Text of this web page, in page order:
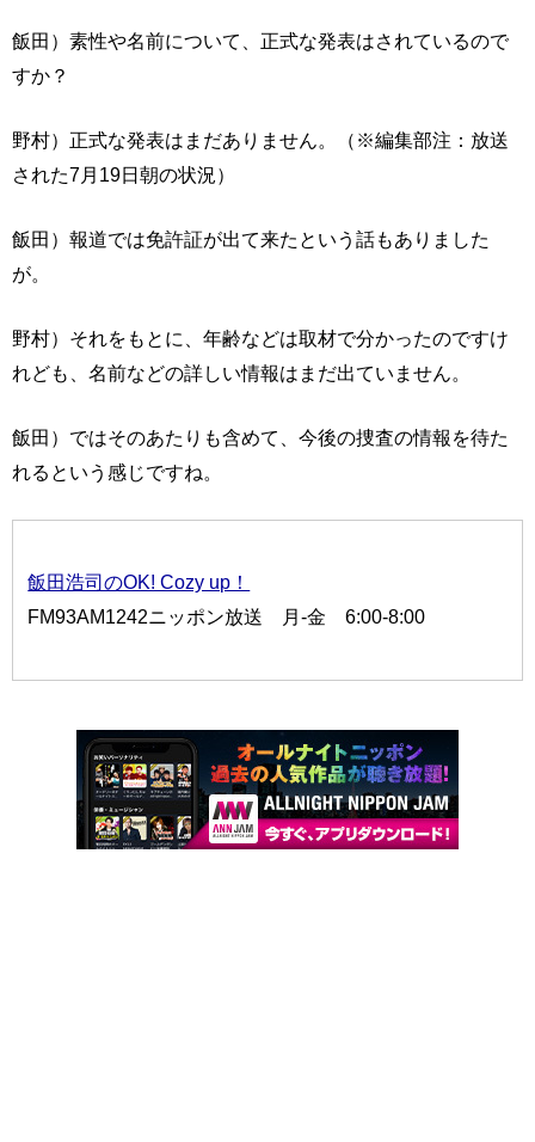
飯田）素性や名前について、正式な発表はされているので
すか？
野村）正式な発表はまだありません。（※編集部注：放送
された7月19日朝の状況）
飯田）報道では免許証が出て来たという話もありました
が。
野村）それをもとに、年齢などは取材で分かったのですけ
れども、名前などの詳しい情報はまだ出ていません。
飯田）ではそのあたりも含めて、今後の捜査の情報を待た
れるという感じですね。
飯田浩司のOK! Cozy up！
FM93AM1242ニッポン放送 月-金 6:00-8:00